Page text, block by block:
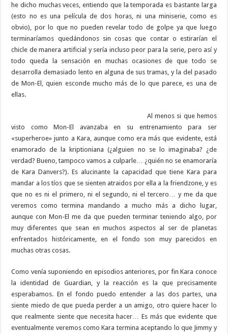
he dicho muchas veces, entiendo que la temporada es bastante larga
(esto no es una película de dos horas, ni una miniserie, como es
obvio), por lo que no pueden revelar todo de golpe ya que luego
terminaríamos quedándonos sin cosas que contar o estirarían el
chicle de manera artificial y sería incluso peor para la serie, pero así y
todo queda la sensación en muchas ocasiones de que todo se
desarrolla demasiado lento en alguna de sus tramas, y la del pasado
de Mon-El, quien esconde mucho más de lo que parece, es una de
ellas.
Al menos si que hemos
visto como Mon-El avanzaba en su entrenamiento para ser
«superheroe» junto a Kara, aunque como era más que evidente, está
enamorado de la kriptioniana (¿alguien no se lo imaginaba? ¿de
verdad? Bueno, tampoco vamos a culparle… ¿quién no se enamoraría
de Kara Danvers?). Es alucinante la capacidad que tiene Kara para
mandar a los tíos que se sienten atraidos por ella a la friendzone, y es
que no es ni el primero, ni el segundo, ni el tercero… y me da que
veremos como termina mandando a mucho más a dicho lugar,
aunque con Mon-El me da que pueden terminar teniendo algo, por
muy diferentes que sean en muchos aspectos al ser de planetas
enfrentados históricamente, en el fondo son muy parecidos en
muchas otras cosas.
Como venía suponiendo en episodios anteriores, por fin Kara conoce
la identidad de Guardian, y la reacción es la que precisamente
esperabamos. En el fondo puedo entender a las dos partes, una
siente miedo de que pueda perder a un amigo, otro quiere hacer lo
que realmente siente que necesita hacer… Es más que evidente que
eventualmente veremos como Kara termina aceptando lo que Jimmy y